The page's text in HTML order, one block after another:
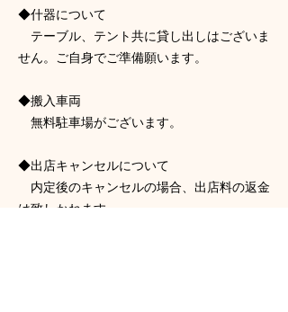
◆什器について
テーブル、テント共に貸し出しはございま
せん。ご自身でご準備願います。
◆搬入車両
無料駐車場がございます。
◆出店キャンセルについて
内定後のキャンセルの場合、出店料の返金
は致しかねます。